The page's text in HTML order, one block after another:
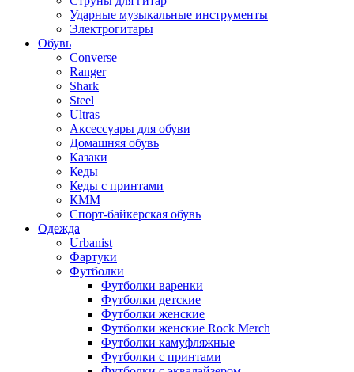
Ударные музыкальные инструменты
Электрогитары
Обувь
Converse
Ranger
Shark
Steel
Ultras
Аксессуары для обуви
Домашняя обувь
Казаки
Кеды
Кеды с принтами
КММ
Спорт-байкерская обувь
Одежда
Urbanist
Фартуки
Футболки
Футболки варенки
Футболки детские
Футболки женские
Футболки женские Rock Merch
Футболки камуфляжные
Футболки с принтами